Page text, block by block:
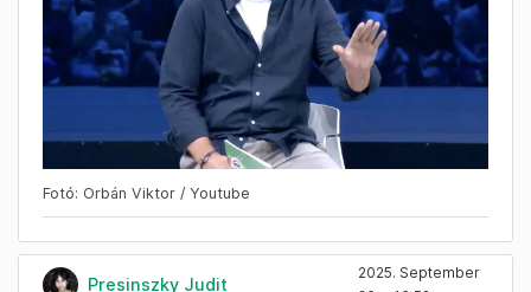
Fotó: Orbán Viktor / Youtube
Presinszky Judit
2025. September